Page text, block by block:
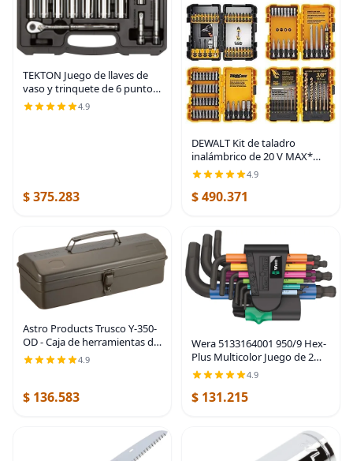
TEKTON Juego de llaves de
vaso y trinquete de 6 puntos,
34 piezas (1/4-1 pulg.) |
SKT15101
4.9
$ 375.283
DEWALT Kit de taladro
inalámbrico de 20 V MAX*
con destornillador/brocas,
100 piezas (DCD771C2 y
DWA2FTS100)
4.9
$ 490.371
Astro Products Trusco Y-350-
OD - Caja de herramientas de
montaña, 14.7 x 6.4 x 4.8
pulgadas (146.9 x 64.6 x 48.8
4.9
$ 136.583
Wera 5133164001 950/9 Hex-
Plus Multicolor Juego de 2
llaves en L métricas,
BlackLaser, 9 piezas
4.9
$ 131.215